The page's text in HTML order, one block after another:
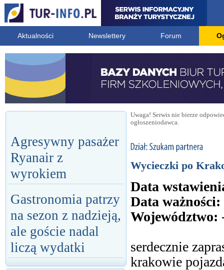
Aktualności Newslettery Forum
Agresywny pasażer
Ryanair z
wyrokiem
Gastronomia patrzy
na sezon z nadzieją,
ale goście nadal
liczą wydatki
Uwaga! Serwis nie bierze
ogłoszeniodawca.
Wycieczki po
Data
Data ważności:
Województwo:
serdecznie
krakowie